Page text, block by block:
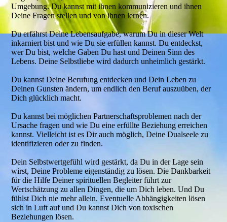
Umgebung. Du kannst mit ihnen kommunizieren und ihnen
Deine Fragen stellen und von ihnen lernen.
Du erfährst Deine Lebensaufgabe, warum Du in dieser Welt
inkarniert bist und wie Du sie erfüllen kannst. Du entdeckst,
wer Du bist, welche Gaben Du hast und Deinen Sinn des
Lebens. Deine Selbstliebe wird dadurch unheimlich gestärkt.
Du kannst Deine Berufung entdecken und Dein Leben zu
Deinen Gunsten ändern, um endlich den Beruf auszuüben, der
Dich glücklich macht.
Du kannst bei möglichen Partnerschaftsproblemen nach der
Ursache fragen und wie Du eine erfüllte Beziehung erreichen
kannst. Vielleicht ist es Dir auch möglich, Deine Dualseele zu
identifizieren oder zu finden.
Dein Selbstwertgefühl wird gestärkt, da Du in der Lage sein
wirst, Deine Probleme eigenständig zu lösen. Die Dankbarkeit
für die Hilfe Deiner spirituellen Begleiter führt zur
Wertschätzung zu allen Dingen, die um Dich leben. Und Du
fühlst Dich nie mehr allein. Eventuelle Abhängigkeiten lösen
sich in Luft auf und Du kannst Dich von toxischen
Beziehungen lösen.